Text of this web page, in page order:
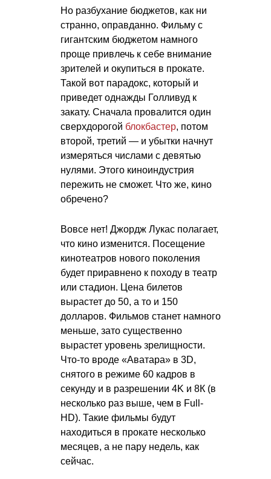
Но разбухание бюджетов, как ни
странно, оправданно. Фильму с
гигантским бюджетом намного
проще привлечь к себе внимание
зрителей и окупиться в прокате.
Такой вот парадокс, который и
приведет однажды Голливуд к
закату. Сначала провалится один
сверхдорогой блокбастер, потом
второй, третий — и убытки начнут
измеряться числами с девятью
нулями. Этого киноиндустрия
пережить не сможет. Что же, кино
обречено?
Вовсе нет! Джордж Лукас полагает,
что кино изменится. Посещение
кинотеатров нового поколения
будет приравнено к походу в театр
или стадион. Цена билетов
вырастет до 50, а то и 150
долларов. Фильмов станет намного
меньше, зато существенно
вырастет уровень зрелищности.
Что-то вроде «Аватара» в 3D,
снятого в режиме 60 кадров в
секунду и в разрешении 4K и 8К (в
несколько раз выше, чем в Full-
HD). Такие фильмы будут
находиться в прокате несколько
месяцев, а не пару недель, как
сейчас.